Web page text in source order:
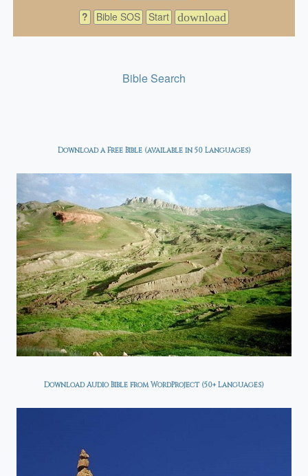
? Bible SOS Start download
Bible Search
Download a Free Bible (available in 50 Languages)
Download Audio Bible from WordProject (50+ Languages)